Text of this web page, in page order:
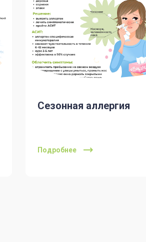
Сезонная аллергия
Подробнее